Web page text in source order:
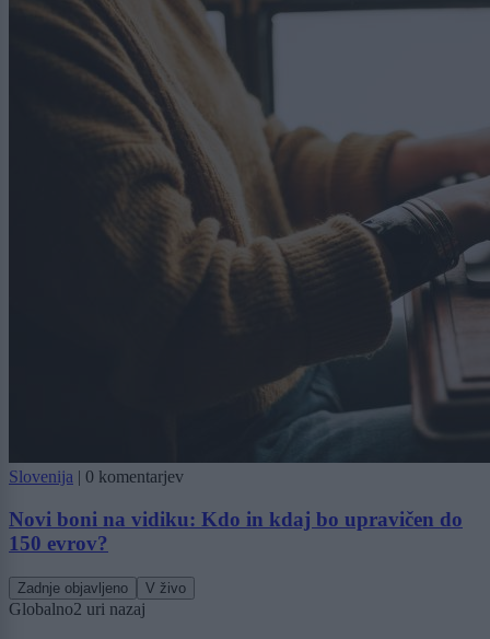
Slovenija 0 komentarjev
Novi boni na vidiku: Kdo in kdaj bo upravičen do
150 evrov?
Zadnje objavljeno V živo
Globalno2 uri nazaj